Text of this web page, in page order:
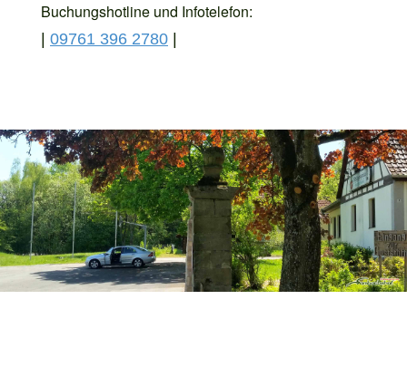
Buchungshotline und Infotelefon:
09761 396 2780